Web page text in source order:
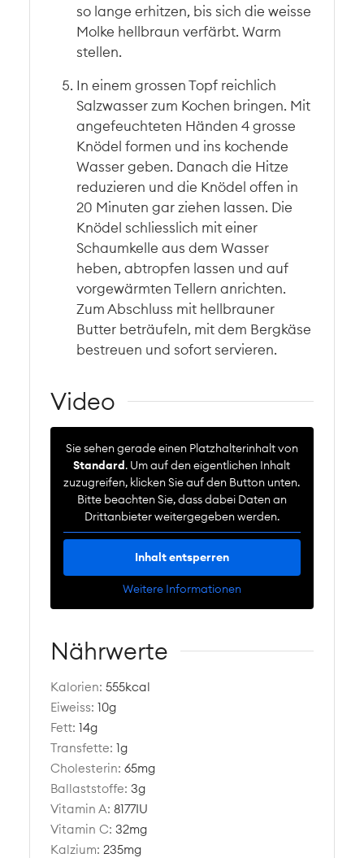
so lange erhitzen, bis sich die weisse
Molke hellbraun verfärbt. Warm
stellen.
In einem grossen Topf reichlich
Salzwasser zum Kochen bringen. Mit
angefeuchteten Händen 4 grosse
Knödel formen und ins kochende
Wasser geben. Danach die Hitze
reduzieren und die Knödel offen in
20 Minuten gar ziehen lassen. Die
Knödel schliesslich mit einer
Schaumkelle aus dem Wasser
heben, abtropfen lassen und auf
vorgewärmten Tellern anrichten.
Zum Abschluss mit hellbrauner
Butter beträufeln, mit dem Bergkäse
bestreuen und sofort servieren.
Video
Sie sehen gerade einen Platzhalterinhalt von
Standard . Um auf den eigentlichen Inhalt
zuzugreifen, klicken Sie auf den Button unten.
Bitte beachten Sie, dass dabei Daten an
Drittanbieter weitergegeben werden.
Inhalt entsperren
Weitere Informationen
Nährwerte
Kalorien:555kcal
Eiweiss:10g
Fett:14g
Transfette:1g
Cholesterin:65mg
Ballaststoffe:3g
Vitamin A:8177IU
Vitamin C:32mg
Kalzium:235mg